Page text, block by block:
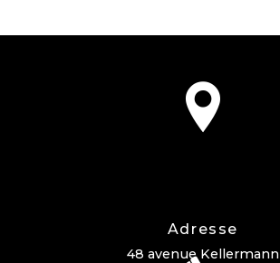
Adresse
48 avenue Kellermann